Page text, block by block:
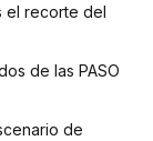
el recorte del
de las PASO
de